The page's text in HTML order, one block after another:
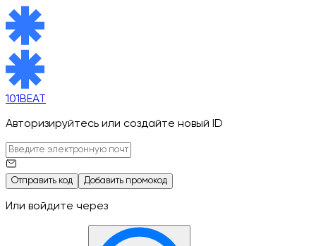
101BEAT
Авторизируйтесь или создайте новый ID
Отправить код Добавить промокод
Или войдите через